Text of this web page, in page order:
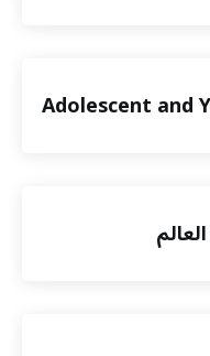
Adolescent and